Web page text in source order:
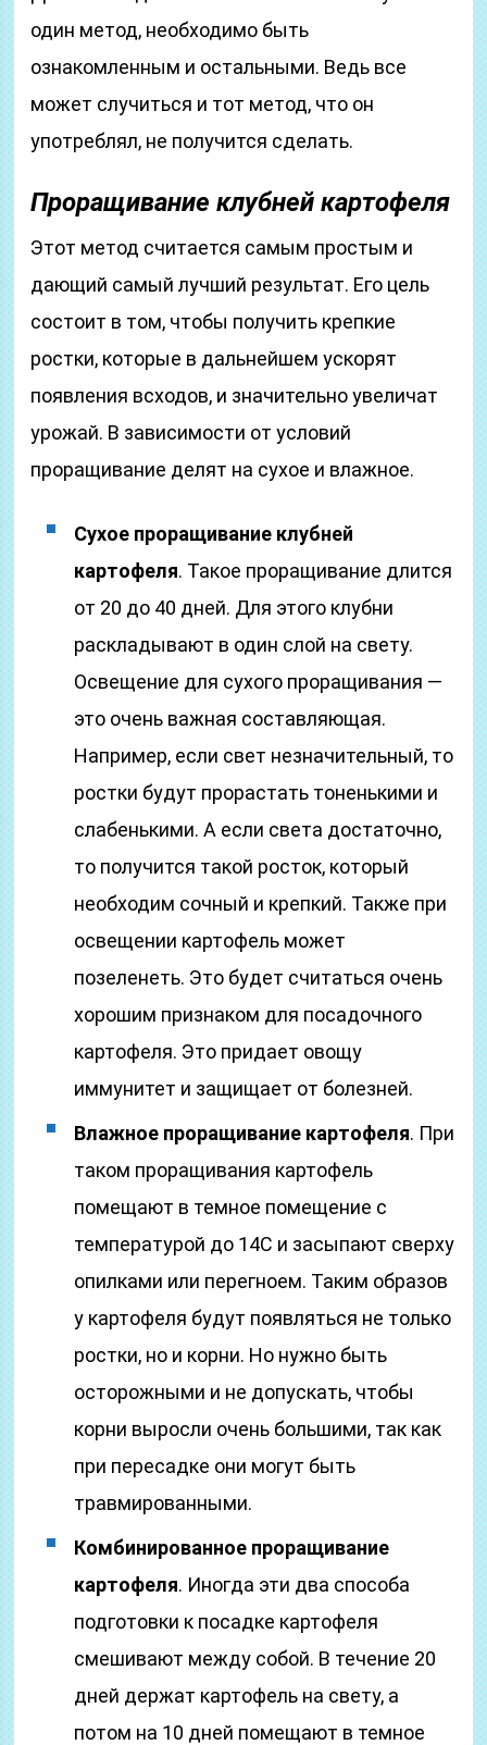
один метод, необходимо быть
ознакомленным и остальными. Ведь все
может случиться и тот метод, что он
употреблял, не получится сделать.
Проращивание клубней картофеля
Этот метод считается самым простым и
дающий самый лучший результат. Его цель
состоит в том, чтобы получить крепкие
ростки, которые в дальнейшем ускорят
появления всходов, и значительно увеличат
урожай. В зависимости от условий
проращивание делят на сухое и влажное.
Сухое проращивание клубней
картофеля. Такое проращивание длится
от 20 до 40 дней. Для этого клубни
раскладывают в один слой на свету.
Освещение для сухого проращивания —
это очень важная составляющая.
Например, если свет незначительный, то
ростки будут прорастать тоненькими и
слабенькими. А если света достаточно,
то получится такой росток, который
необходим сочный и крепкий. Также при
освещении картофель может
позеленеть. Это будет считаться очень
хорошим признаком для посадочного
картофеля. Это придает овощу
иммунитет и защищает от болезней.
Влажное проращивание картофеля. При
таком проращивания картофель
помещают в темное помещение с
температурой до 14C и засыпают сверху
опилками или перегноем. Таким образов
у картофеля будут появляться не только
ростки, но и корни. Но нужно быть
осторожными и не допускать, чтобы
корни выросли очень большими, так как
при пересадке они могут быть
травмированными.
Комбинированное проращивание
картофеля. Иногда эти два способа
подготовки к посадке картофеля
смешивают между собой. В течение 20
дней держат картофель на свету, а
потом на 10 дней помещают в темное